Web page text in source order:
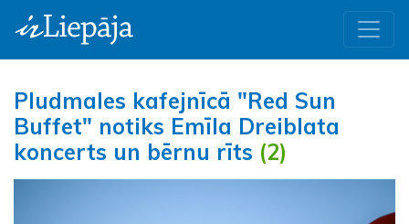
Pludmales kafejnīcā "Red Sun
Buffet" notiks Emīla Dreiblata
koncerts un bērnu rīts (2)